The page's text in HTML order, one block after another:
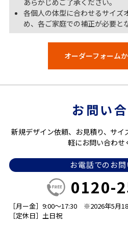
あらかじめご了承ください。
各個人の体型に合わせるサイズ
め、各ご家庭での補正が必要と
オーダーフォーム
お問い
新規デザイン依頼、お見積り、サ
軽にお問い合わせ
お電話でのお
0120-
［月ー金］9:00～17:30
※2026年5月
［定休日］土日祝